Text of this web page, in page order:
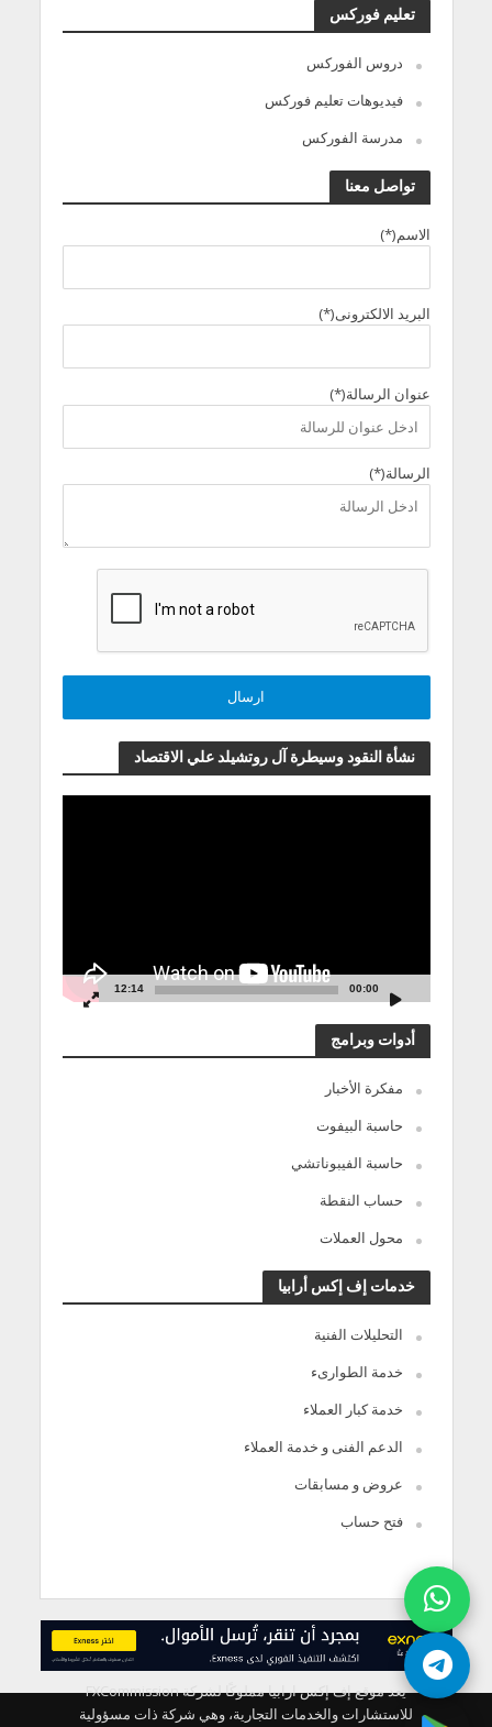
تعليم فوركس
دروس الفوركس
فيديوهات تعليم فوركس
مدرسة الفوركس
تواصل معنا
الاسم(*)
البريد الالكترونى(*)
عنوان الرسالة(*)
الرسالة(*)
نشأة النقود وسيطرة آل روتشيلد علي الاقتصاد
00:00
12:14
أدوات وبرامج
مفكرة الأخبار
حاسبة البيفوت
حاسبة الفيبوناتشي
حساب النقطة
محول العملات
خدمات إف إكس أرابيا
التحليلات الفنية
خدمة الطوارىء
خدمة كبار العملاء
الدعم الفنى و خدمة العملاء
عروض و مسابقات
فتح حساب
يعد موقع إف إكس ارابيا مملوكًا لشركة FXCommission
للاستشارات والخدمات التجارية، وهي شركة ذات مسؤولية